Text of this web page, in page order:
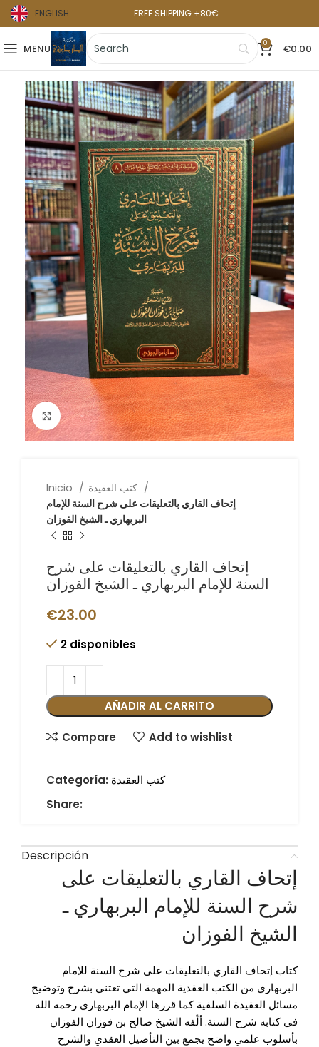
ENGLISH FREE SHIPPING +80€
MENU 0 €0.00
Click to enlarge
Inicio
إتحاف القاري بالتعليقات على شرح السنة للإمام
البربهاري ـ الشيخ الفوزان
إتحاف القاري بالتعليقات على شرح
السنة للإمام البربهاري ـ الشيخ الفوزان
€23.00
2 disponibles
AÑADIR AL CARRITO
Compare Add to wishlist
Categoría: كتب العقيدة
Share:
Descripción
إتحاف القاري بالتعليقات على
شرح السنة للإمام البربهاري ـ
الشيخ الفوزان
كتاب إتحاف القاري بالتعليقات على شرح السنة للإمام
البربهاري من الكتب العقدية المهمة التي تعتني بشرح وتوضيح
مسائل العقيدة السلفية كما قررها الإمام البربهاري رحمه الله
في كتابه شرح السنة. ألّفه الشيخ صالح بن فوزان الفوزان
بأسلوب علمي واضح يجمع بين التأصيل العقدي والشرح